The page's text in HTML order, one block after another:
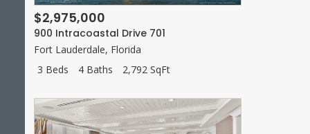
$2,975,000
900 Intracoastal Drive 701
Fort Lauderdale, Florida
3 Beds
4 Baths 2,792 SqFt